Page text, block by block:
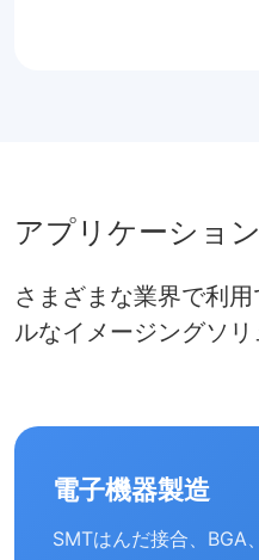
アプリケーショ
さまざまな業界で利
ルなイメージングソリ
電子機器製造
SMTはんだ接合、BGA